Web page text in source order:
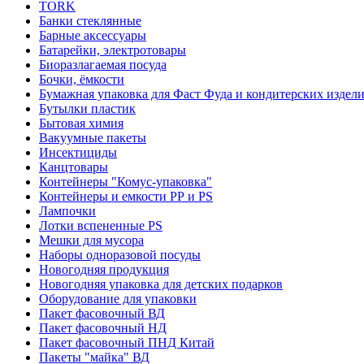
TORK
Банки стеклянные
Барные аксессуары
Батарейки, электротовары
Биоразлагаемая посуда
Бочки, ёмкости
Бумажная упаковка для Фаст Фуда и кондитерских
Бутылки пластик
Бытовая химия
Вакуумные пакеты
Инсектициды
Канцтовары
Контейнеры "Комус-упаковка"
Контейнеры и емкости РР и PS
Лампочки
Лотки вспененные PS
Мешки для мусора
Наборы одноразовой посуды
Новогодняя продукция
Новогодняя упаковка для детских подарков
Оборудование для упаковки
Пакет фасовочный ВД
Пакет фасовочный НД
Пакет фасовочный ПНД Китай
Пакеты "майка" ВД